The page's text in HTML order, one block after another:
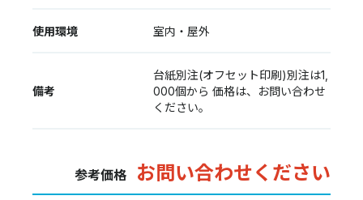
使用環境 室内・屋外
備考
台紙別注(オフセット印刷)別注は1,
000個から 価格は、お問い合わせ
ください。
参考価格 お問い合わせください